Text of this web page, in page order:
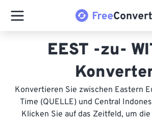
EEST -zu-
Konvertieren Sie zwischen Eastern
Time (QUELLE) und Central
Klicken Sie auf das Zeitfeld, um